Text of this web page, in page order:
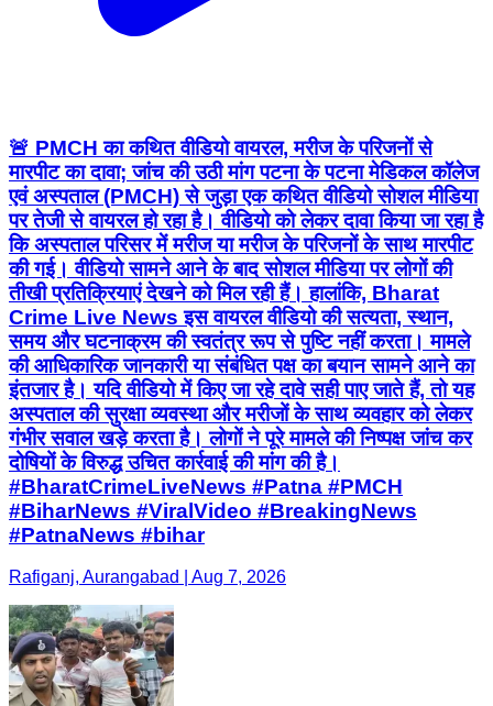
🚨 PMCH का कथित वीडियो वायरल, मरीज के परिजनों से
मारपीट का दावा; जांच की उठी मांग पटना के पटना मेडिकल कॉलेज
एवं अस्पताल (PMCH) से जुड़ा एक कथित वीडियो सोशल मीडिया
पर तेजी से वायरल हो रहा है। वीडियो को लेकर दावा किया जा रहा है
कि अस्पताल परिसर में मरीज या मरीज के परिजनों के साथ मारपीट
की गई। वीडियो सामने आने के बाद सोशल मीडिया पर लोगों की
तीखी प्रतिक्रियाएं देखने को मिल रही हैं। हालांकि, Bharat
Crime Live News इस वायरल वीडियो की सत्यता, स्थान,
समय और घटनाक्रम की स्वतंत्र रूप से पुष्टि नहीं करता। मामले
की आधिकारिक जानकारी या संबंधित पक्ष का बयान सामने आने का
इंतजार है। यदि वीडियो में किए जा रहे दावे सही पाए जाते हैं, तो यह
अस्पताल की सुरक्षा व्यवस्था और मरीजों के साथ व्यवहार को लेकर
गंभीर सवाल खड़े करता है। लोगों ने पूरे मामले की निष्पक्ष जांच कर
दोषियों के विरुद्ध उचित कार्रवाई की मांग की है।
#BharatCrimeLiveNews #Patna #PMCH
#BiharNews #ViralVideo #BreakingNews
#PatnaNews #bihar
Rafiganj, Aurangabad | Aug 7, 2026